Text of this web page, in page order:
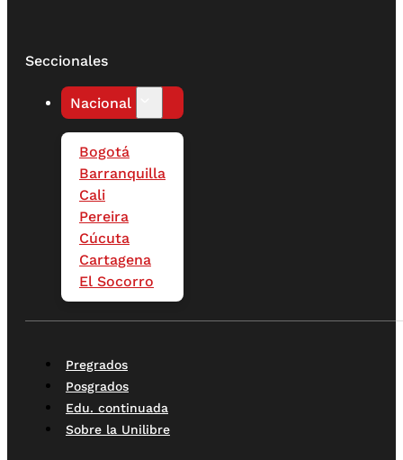
Seccionales
Nacional
Bogotá
Barranquilla
Cali
Pereira
Cúcuta
Cartagena
El Socorro
Pregrados
Posgrados
Edu. continuada
Sobre la Unilibre